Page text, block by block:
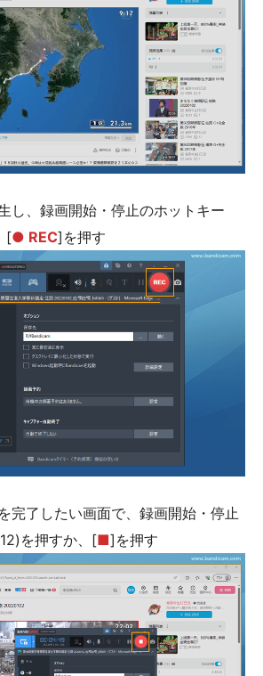
し、録画開始・停止のホットキー
[● REC]を押す
完了したい画面で、録画開始・停止
を押すか、[■]を押す